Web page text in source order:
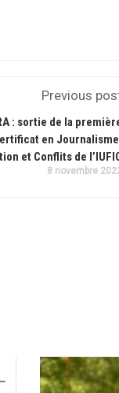
Previous
: sortie de la
en
et Conflits de
8 novembre